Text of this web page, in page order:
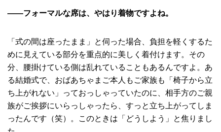
――フォーマルな席は、やはり着物ですよね。
「式の間は座ったまま」と伺った場合、負担を軽くするた
めに見えている部分を重点的に美しく着付けます。その
分、腰掛けている側は乱れていることもあるんですよ。あ
る結婚式で、おばあちゃまご本人もご家族も「椅子から立
ち上がれない」っておっしゃっていたのに、相手方のご親
族がご挨拶にいらっしゃったら、すっと立ち上がってしま
ったんです（笑）。このときは「どうしよう」と焦りまし